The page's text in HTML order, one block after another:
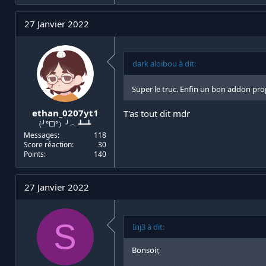
27 Janvier 2022
ethan_0207yt1
(╯°□°）╯︵ ┻━┻
Messages
118
Score réaction
30
Points
140
dark aloibou à dit:
Super le truc. Enfin un bon addon
T'as tout dit mdr
27 Janvier 2022
S Inj3 à dit:
Bonsoir,